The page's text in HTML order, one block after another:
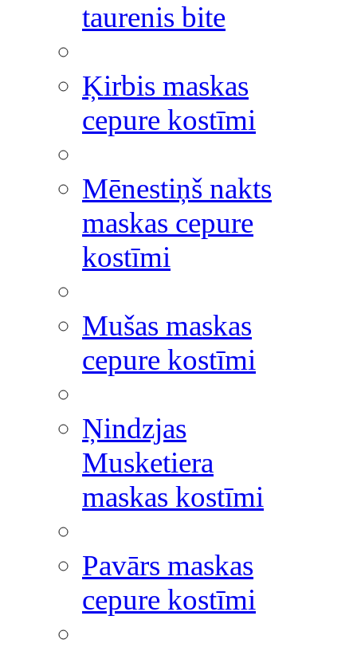
taurenis bite
Ķirbis maskas
cepure kostīmi
Mēnestiņš nakts
maskas cepure
kostīmi
Mušas maskas
cepure kostīmi
Ņindzjas
Musketiera
maskas kostīmi
Pavārs maskas
cepure kostīmi